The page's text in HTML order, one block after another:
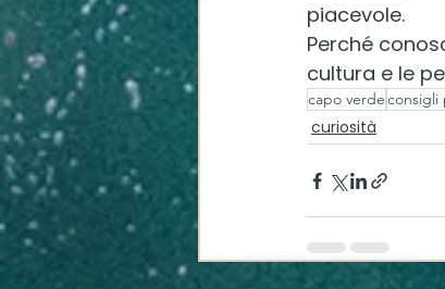
piacevole.
Perché
cultura e le
capo verdeconsigli
curiosità